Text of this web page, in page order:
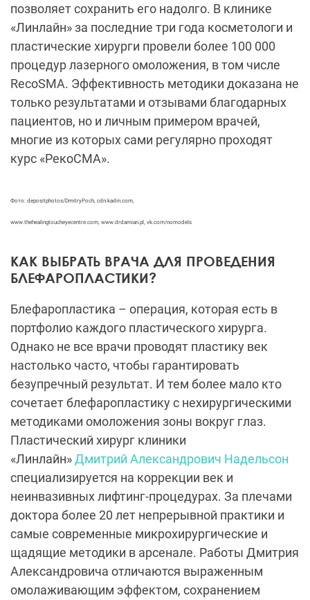
позволяет сохранить его надолго. В клинике
«Линлайн» за последние три года косметологи и
пластические хирурги провели более 100 000
процедур лазерного омоложения, в том числе
RecoSMA. Эффективность методики доказана не
только результатами и отзывами благодарных
пациентов, но и личным примером врачей,
многие из которых сами регулярно проходят
курс «РекоСМА».
Фото: depositphotos/DmitryPoch, cdn.kadin.com,
www.thehealingtoucheyecentre.com, www.drdamian.pl, vk.com/nomodels
КАК ВЫБРАТЬ ВРАЧА ДЛЯ ПРОВЕДЕНИЯ
БЛЕФАРОПЛАСТИКИ?
Блефаропластика – операция, которая есть в
портфолио каждого пластического хирурга.
Однако не все врачи проводят пластику век
настолько часто, чтобы гарантировать
безупречный результат. И тем более мало кто
сочетает блефаропластику с нехирургическими
методиками омоложения зоны вокруг глаз.
Пластический хирург клиники
«Линлайн»Дмитрий Александрович Надельсон
специализируется на коррекции век и
неинвазивных лифтинг-процедурах. За плечами
доктора более 20 лет непрерывной практики и
самые современные микрохирургические и
щадящие методики в арсенале. Работы Дмитрия
Александровича отличаются выраженным
омолаживающим эффектом, сохранением